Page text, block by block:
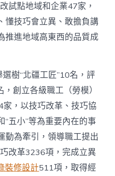
試點地域和企業47家，
懂技巧會立異、敢擔負講
推進地域高東西的品質成
樹“北疆工匠”10名，評
創立各級職工（勞模）
，以技巧改革、技巧協
五小”等為重要內在的事
動為牽引，領導職工提出
改革3236項，完成立異
裝修設計511項，取得經